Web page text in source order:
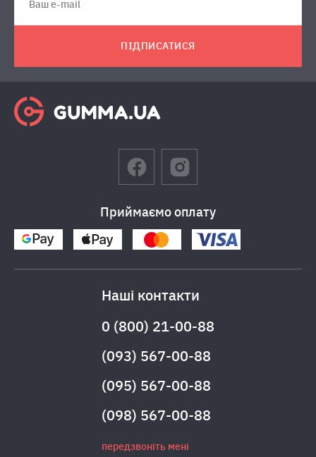
ПІДПИСАТИСЯ
Приймаємо оплату
Наші контакти
0 (800) 21-00-88
(093) 567-00-88
(095) 567-00-88
(098) 567-00-88
передзвоніть мені